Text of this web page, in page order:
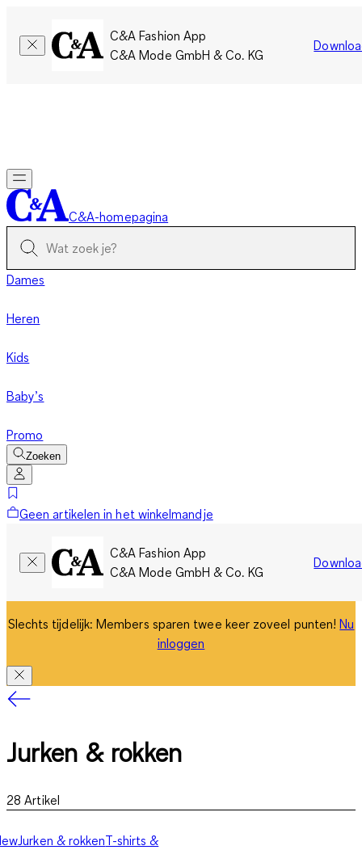
C&A Fashion App
C&A Mode GmbH & Co. KG
C&A-homepagina
Dames
Heren
Kids
Baby’s
Promo
Zoeken
Geen artikelen in het winkelmandje
C&A Fashion App
C&A Mode GmbH & Co. KG
Slechts tijdelijk: Members sparen twee keer zoveel punten!Nu
inloggen
Jurken & rokken
28 Artikel
Jurken & rokkenT-shirts &